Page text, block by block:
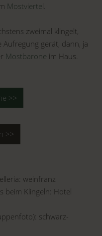
Mostviertel.
zweimal klingelt,
Aufregung gerät, dann, ja
Mostbarone im Haus.
>>
>>
weinfranz
beim Klingeln: Hotel
schwarz-